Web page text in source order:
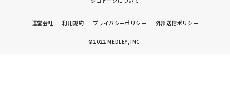
文字の読み書きなどは塾にも通ってるためか
また来週から、お互いがんばりましょうね！
運営会社 利用規約 プライバシーポリシー 外部送信ポリシー
©2022 MEDLEY, INC.